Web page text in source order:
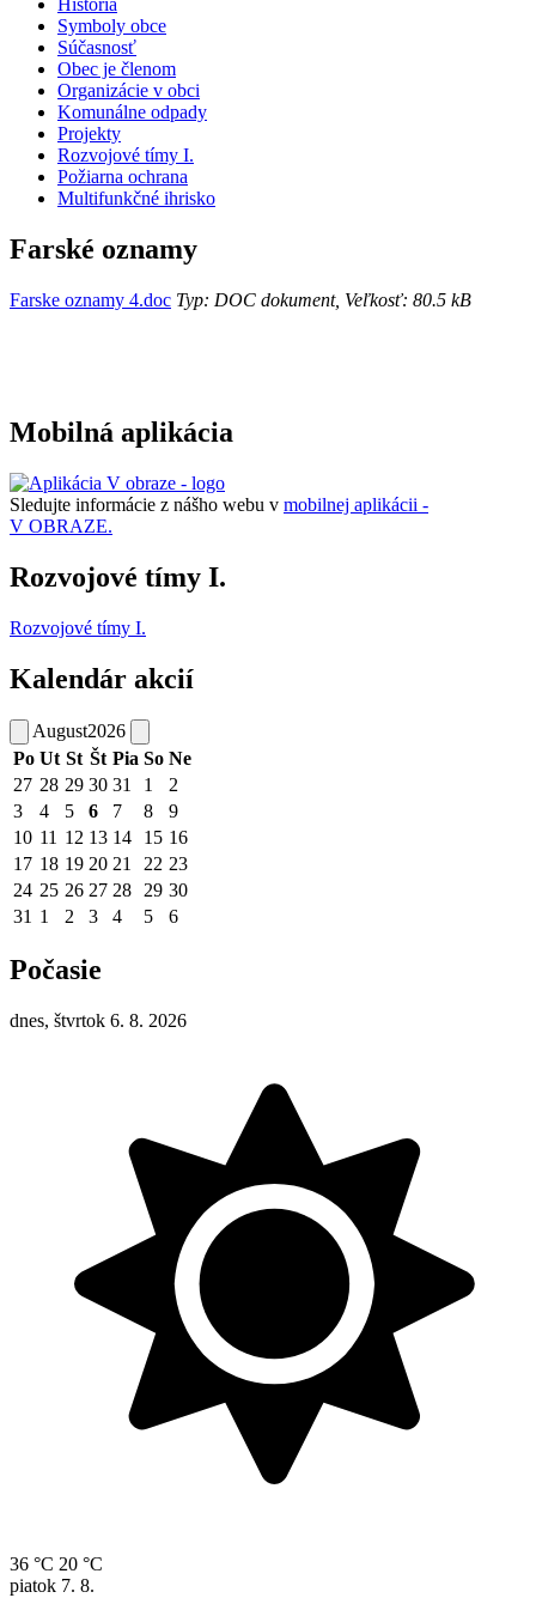
História
Symboly obce
Súčasnosť
Obec je členom
Organizácie v obci
Komunálne odpady
Projekty
Rozvojové tímy I.
Požiarna ochrana
Multifunkčné ihrisko
Farské oznamy
Farske oznamy 4.doc Typ: DOC dokument, Veľkosť: 80.5 kB
Mobilná aplikácia
Sledujte informácie z nášho webu v mobilnej aplikácii -
V OBRAZE.
Rozvojové tímy I.
Rozvojové tímy I.
Kalendár akcií
August2026
Po Ut St Št Pia So Ne
27 28 29 30 31 1
2
3
4 5 6 7 8
9
10 11 12 13 14 15 16
17 18 19 20 21 22 23
24 25 26 27 28 29 30
31 1 2 3 4 5 6
Počasie
dnes, štvrtok 6. 8. 2026
36 °C 20 °C
piatok 7. 8.